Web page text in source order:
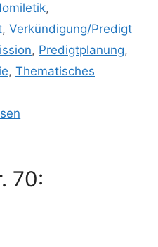
,
, Verkündigung/Predigt
, Predigtplanung,
, Thematisches
70: